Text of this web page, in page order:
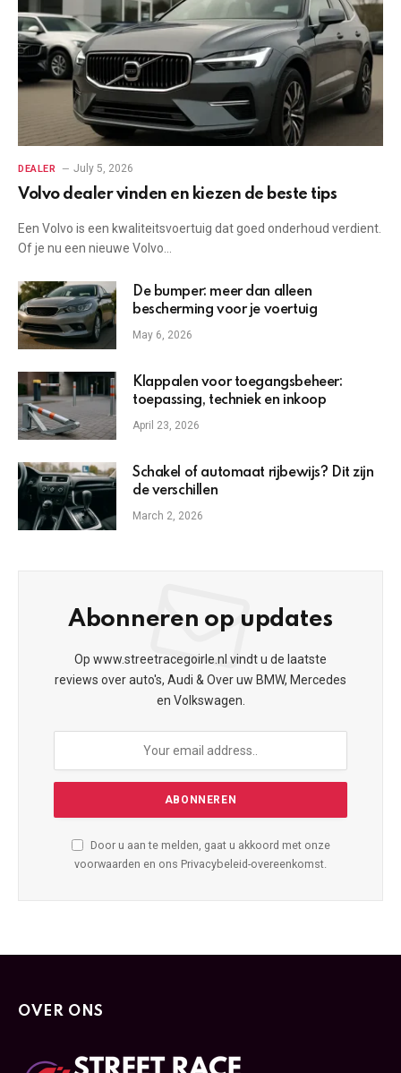
DEALER July 5, 2026
Volvo dealer vinden en kiezen de beste tips
Een Volvo is een kwaliteitsvoertuig dat goed onderhoud verdient.
Of je nu een nieuwe Volvo…
De bumper: meer dan alleen
bescherming voor je voertuig
May 6, 2026
Klappalen voor toegangsbeheer:
toepassing, techniek en inkoop
April 23, 2026
Schakel of automaat rijbewijs? Dit zijn
de verschillen
March 2, 2026
Abonneren op updates
Op www.streetracegoirle.nl vindt u de laatste
reviews over auto's, Audi & Over uw BMW, Mercedes
en Volkswagen.
Door u aan te melden, gaat u akkoord met onze
voorwaarden en ons Privacybeleid-overeenkomst.
OVER ONS